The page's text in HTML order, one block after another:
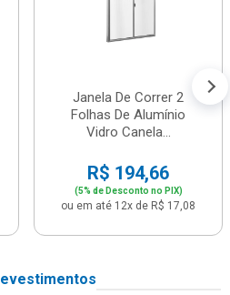
Janela De Correr 2
Folhas De Alumínio
Vidro Canela...
R$ 194,66
(5% de Desconto no PIX)
ou em até 12x de R$ 17,08